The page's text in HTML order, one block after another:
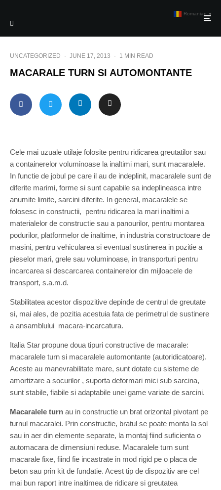
UNCATEGORIZED · JUNE 17, 2013 · 1 MIN READ
MACARALE TURN SI AUTOMONTANTE
Cele mai uzuale utilaje folosite pentru ridicarea greutatilor sau
a containerelor voluminoase la inaltimi mari, sunt macaralele.
In functie de jobul pe care il au de indeplinit, macaralele sunt de
diferite marimi, forme si sunt capabile sa indeplineasca intre
anumite limite, sarcini diferite. In general, macaralele se
folosesc in constructii, pentru ridicarea la mari inaltimi a
materialelor de constructie sau a panourilor, pentru montarea
podurilor, platformelor de inaltime, in industria constructoare de
masini, pentru vehicularea si eventual sustinerea in pozitie a
pieselor mari, grele sau voluminoase, in transporturi pentru
incarcarea si descarcarea containerelor din mijloacele de
transport, s.a.m.d.
Stabilitatea acestor dispozitive depinde de centrul de greutate
si, mai ales, de pozitia acestuia fata de perimetrul de sustinere
a ansamblului macara-incarcatura.
Italia Star propune doua tipuri constructive de macarale:
macaralele turn si macaralele automontante (autoridicatoare).
Aceste au manevrabilitate mare, sunt dotate cu sisteme de
amortizare a socurilor , suporta deformari mici sub sarcina,
sunt stabile, fiabile si adaptabile unei game variate de sarcini.
Macaralele turn au in constructie un brat orizontal pivotant pe
turnul macaralei. Prin constructie, bratul se poate monta la sol
sau in aer din elemente separate, la montaj fiind suficienta o
automacara de dimensiuni reduse. Macaralele turn sunt
macarale fixe, fiind fie incastrate in mod rigid pe o placa de
beton sau prin kit de fundatie. Acest tip de dispozitiv are cel
mai bun raport intre inaltimea de ridicare si greutatea
Romanian ▼